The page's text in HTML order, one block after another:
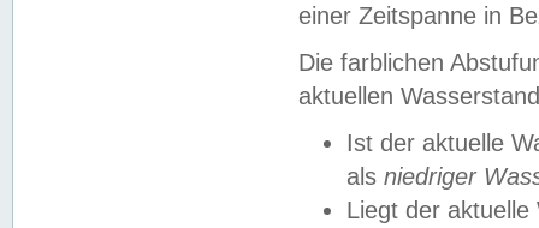
einer Zeitspanne in
Die farblichen
aktuellen
Ist der aktuelle
als niedriger
Liegt der